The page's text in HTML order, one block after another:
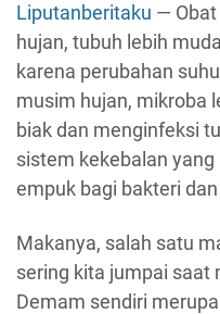
Liputanberitaku — Obat
hujan, tubuh lebih
karena perubahan
musim hujan, mikroba
biak dan menginfeksi
sistem kekebalan
empuk bagi bakteri
Makanya, salah satu
sering kita jumpai saat
Demam sendiri